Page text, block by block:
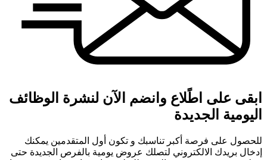
ابقى على اطًلاع وانضم الآن لنشرة الوظائف
اليومية الجديدة
للحصول على فرصة أكبر تناسبك و تكون أول المتقدمين يمكنك
إدخال بريدك الالكتروني لتصلك عروض يومية بالفرص الجديدة حتى